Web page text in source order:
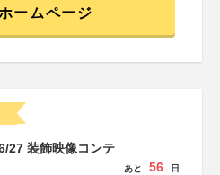
ームページ
27 装飾映像コンテ
あと 56 日